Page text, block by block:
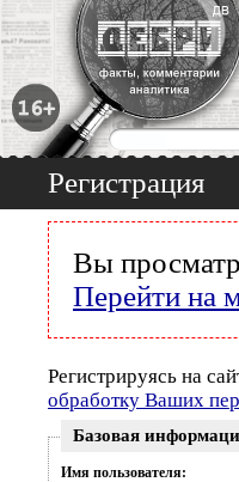
Регистрация
Вы
Перейти на
Регистрируясь на
обработку Ваших
Базовая
Имя пользователя: